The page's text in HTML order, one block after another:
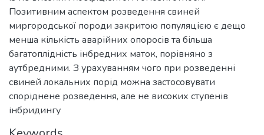
Позитивним аспектом розведення свиней
миргородської породи закритою популяцією є дещо
менша кількість аварійних опоросів та більша
багатоплідність інбредних маток, порівняно з
аутбредними. З урахуванням чого при розведенні
свиней локальних порід можна застосовувати
споріднене розведення, але не високих ступенів
інбридингу